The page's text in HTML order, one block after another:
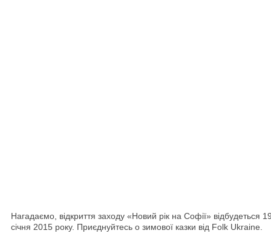
Нагадаємо, відкриття заходу «Новий рік на Софії» відбудеться
січня 2015 року. Приєднуйтесь о зимової казки від Folk Ukraine.